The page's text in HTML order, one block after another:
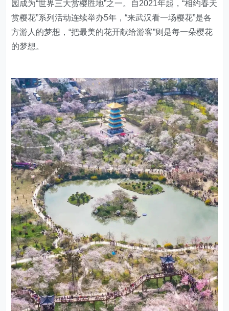
园成为“世界三大赏樱胜地”之一。自2021年起，“相约春天
赏樱花”系列活动连续举办5年，“来武汉看一场樱花”是各
方游人的梦想，“把最美的花开献给游客”则是每一朵樱花
的梦想。